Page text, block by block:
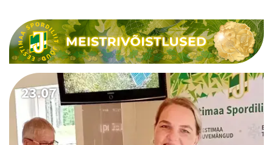
26.05